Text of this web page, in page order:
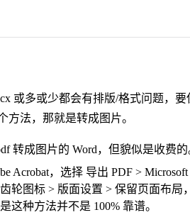
或多或少都会有排版/格式问题，要
方法，那就是转成图片。
转成图片的 Word，但貌似是收费
Acrobat，选择 导出 PDF > Microsoft
轮图标 > 版面设置 > 保留页面布局
这种方法并不是 100% 靠谱。